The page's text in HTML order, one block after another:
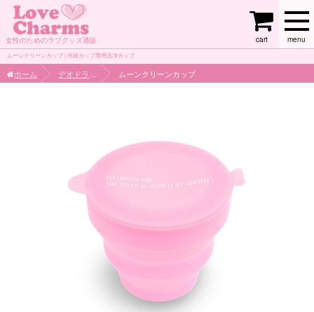
女性のためのラブグッズ通販 menu
cart
ムーンクリーンカップ | 月経カップ専用洗浄カップ
ホーム ムーンクリーンカップ